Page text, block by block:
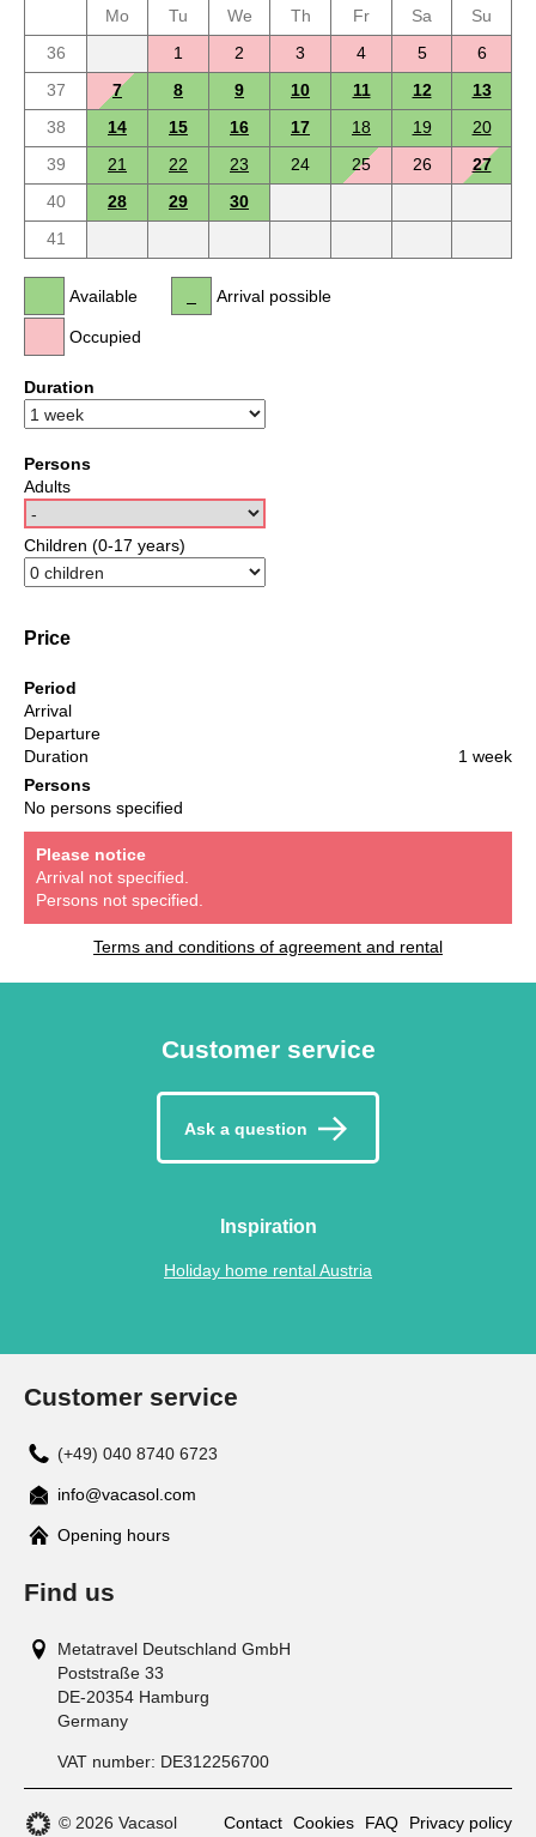
Mo
Tu We Th Fr Sa
Su
36
1 2 3 4 5
6
37
7 8 9 10 11 12
13
38
14 15 16 17 18 19
20
39
21 22 23 24 25 26
27
40
28 29
30
41
Available
Occupied
Arrival possible
Duration
Persons
Adults
Children (0-17 years)
Price
Period
Arrival
Departure
Duration
1 week
Persons
No persons specified
Please notice
Arrival not specified.
Persons not specified.
Terms and conditions of agreement and rental
Customer service
Ask a question
Inspiration
Holiday home rental Austria
Customer service
(+49) 040 8740 6723
info@vacasol.com
Opening hours
Find us
Metatravel Deutschland GmbH
Poststraße 33
DE-20354 Hamburg
Germany
VAT number: DE312256700
© 2026 Vacasol Contact Cookies FAQ Privacy policy